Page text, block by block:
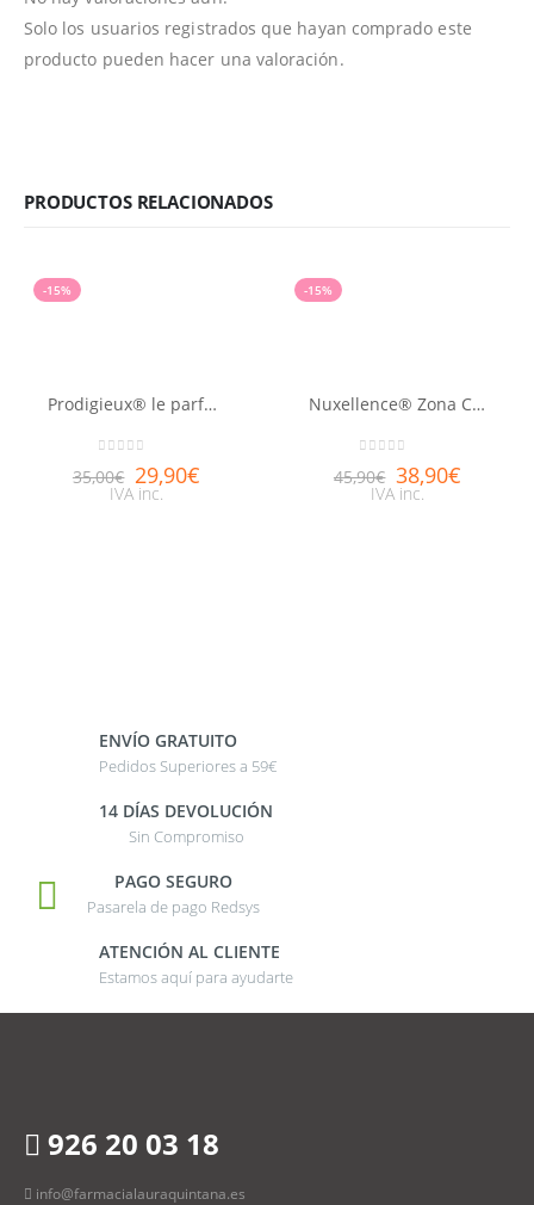
Solo los usuarios registrados que hayan comprado este
producto pueden hacer una valoración.
PRODUCTOS RELACIONADOS
-15%
Prodigieux® le parfum NUXE 30ml
out of 5
35,00€ 29,90€
IVA inc.
-15%
Nuxellence® Zona Contorno de Ojos 15ml
out of 5
45,90€ 38,90€
IVA inc.
ENVÍO GRATUITO
Pedidos Superiores a 59€
14 DÍAS DEVOLUCIÓN
Sin Compromiso
PAGO SEGURO
Pasarela de pago Redsys
ATENCIÓN AL CLIENTE
Estamos aquí para ayudarte
926 20 03 18
info@farmacialauraquintana.es